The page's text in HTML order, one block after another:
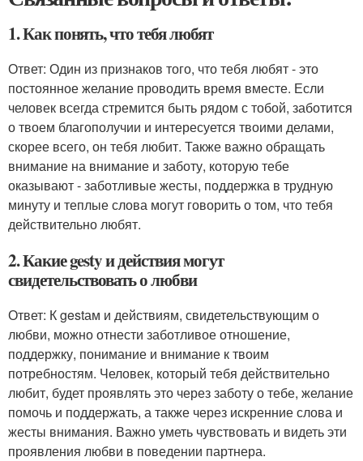
1. Как понять, что тебя любят
Ответ: Один из признаков того, что тебя любят - это
постоянное желание проводить время вместе. Если
человек всегда стремится быть рядом с тобой, заботится
о твоем благополучии и интересуется твоими делами,
скорее всего, он тебя любит. Также важно обращать
внимание на внимание и заботу, которую тебе
оказывают - заботливые жесты, поддержка в трудную
минуту и теплые слова могут говорить о том, что тебя
действительно любят.
2. Какие gesty и действия могут
свидетельствовать о любви
Ответ: К gestам и действиям, свидетельствующим о
любви, можно отнести заботливое отношение,
поддержку, понимание и внимание к твоим
потребностям. Человек, который тебя действительно
любит, будет проявлять это через заботу о тебе, желание
помочь и поддержать, а также через искренние слова и
жесты внимания. Важно уметь чувствовать и видеть эти
проявления любви в поведении партнера.